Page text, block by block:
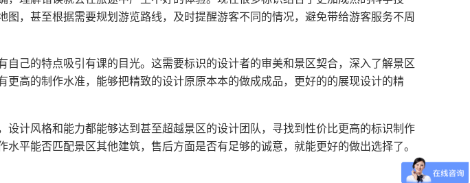
，甚至根据需要规划游览路线，及时提醒游客不同的情况，避免带给游客服务不周
自己的特点吸引有课的目光。这需要标识的设计者的审美和景区契合，深入了解景区
高的制作水准，能够把精致的设计原原本本的做成成品，更好的的展现设计的精
计风格和能力都能够达到甚至超越景区的设计团队，寻找到性价比更高的标识制作
平能否匹配景区其他建筑，售后方面是否有足够的诚意，就能更好的做出选择了。